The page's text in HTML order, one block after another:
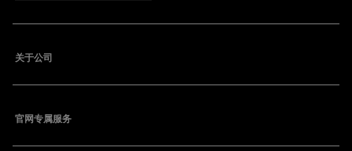
关于公司
官网专属服务